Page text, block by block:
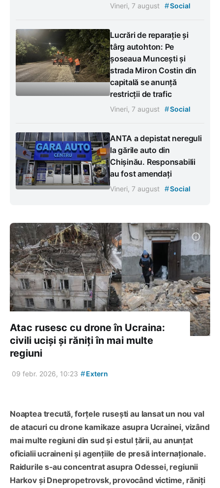
Vineri, 7 august #Social
Lucrări de reparație și
târg autohton: Pe
șoseaua Muncești și
strada Miron Costin din
capitală se anunță
restricții de trafic
Vineri, 7 august #Social
ANTA a depistat nereguli
la gările auto din
Chișinău. Responsabilii
au fost amendați
Vineri, 7 august #Social
Atac rusesc cu drone în Ucraina:
civili uciși și răniți în mai multe
regiuni
09 febr. 2026, 10:23 #Extern
Noaptea trecută, forțele rusești au lansat un nou val
de atacuri cu drone kamikaze asupra Ucrainei, vizând
mai multe regiuni din sud și estul țării, au anunțat
oficialii ucraineni și agențiile de presă internaționale.
Raidurile s‑au concentrat asupra Odessei, regiunii
Harkov și Dnepropetrovsk, provocând victime, răniți